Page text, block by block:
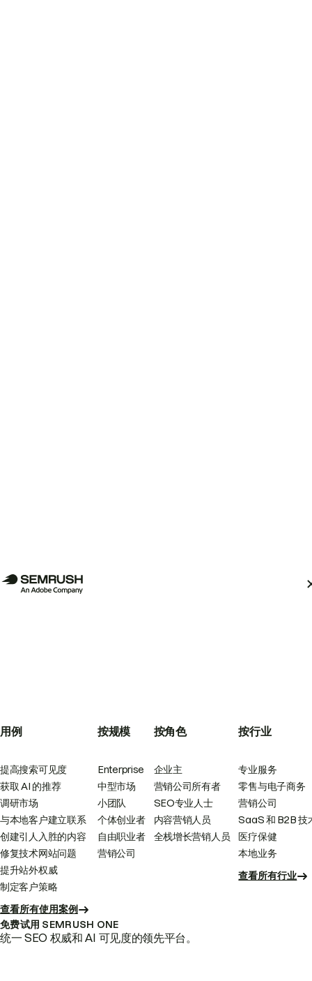
用例
提高搜索可见度
获取 AI 的推荐
调研市场
与本地客户建立联系
创建引人入胜的内容
修复技术网站问题
提升站外权威
制定客户策略
查看所有使用案例
按规模
Enterprise
中型市场
小团队
个体创业者
自由职业者
营销公司
按角色
企业主
营销公司所有者
SEO专业人士
内容营销人员
全栈增长营销人员
按行业
专业服务
零售与电子商务
营销公司
SaaS 和 B2B 技
医疗保健
本地业务
查看所有行业
免费试用 SEMRUSH ONE
统一 SEO 权威和 AI 可见度的领先平台。